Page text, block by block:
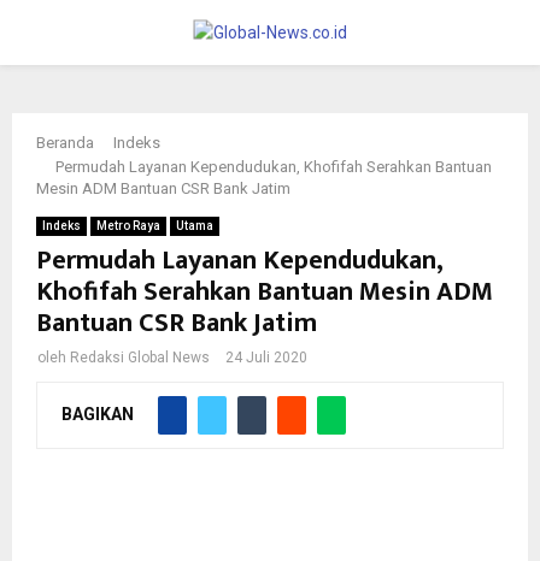
PRIMARY
MENU
Beranda
Indeks
Permudah Layanan Kependudukan, Khofifah Serahkan Bantuan
Mesin ADM Bantuan CSR Bank Jatim
Indeks Metro Raya Utama
Permudah Layanan Kependudukan,
Khofifah Serahkan Bantuan Mesin ADM
Bantuan CSR Bank Jatim
oleh Redaksi Global News 24 Juli 2020
BAGIKAN
Gubernur Khofifah Indar Parawansa dalam acara penyerahan 20
unit Mesin Anjungan Dukcapil Mandiri (ADM) kepada 20